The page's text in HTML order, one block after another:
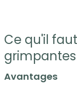
Ce qu'il
Avantages